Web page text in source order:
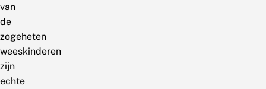
van
de
zogeheten
weeskinderen
zijn
echte